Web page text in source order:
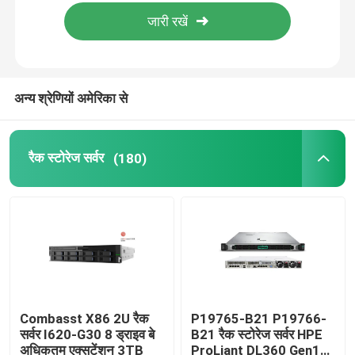
गुणवत्ता नियंत्रण
हमसे संपर्क करें
मामले
रैक स्टोरेज सर्वर
अन्य श्रेणियों अमेरिका से
रैक स्टोरेज सर्वर (180)
Combasst X86 2U रैक
सर्वर I620-G30 8 ड्राइव बे
अधिकतम एक्सटेंशन 3TB
P19765-B21 P19766-
B21 रैक स्टोरेज सर्वर HPE
ProLiant DL360 Gen10